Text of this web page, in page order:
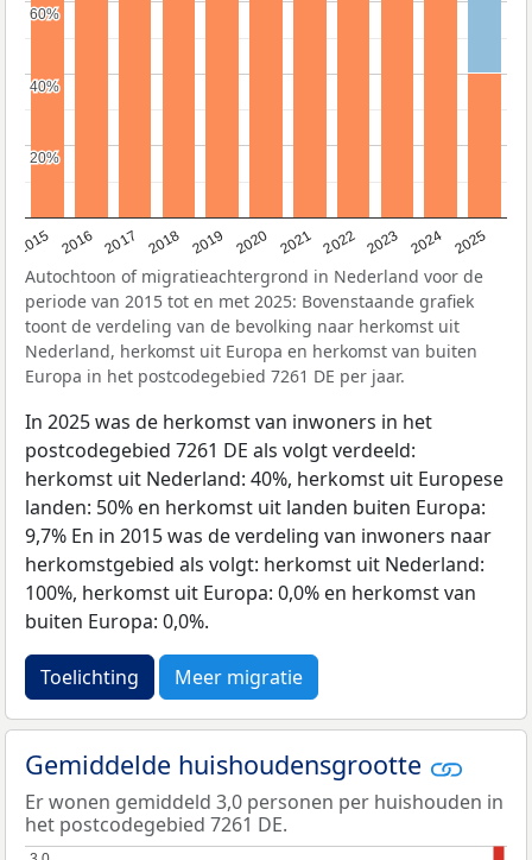
2015 2016 2017 2018 2019 2020 2021 2022 2023 2024 2025
20%
20%
40%
40%
60%
60%
Autochtoon of migratieachtergrond in Nederland voor de
periode van 2015 tot en met 2025: Bovenstaande grafiek
toont de verdeling van de bevolking naar herkomst uit
Nederland, herkomst uit Europa en herkomst van buiten
Europa in het postcodegebied 7261 DE per jaar.
In 2025 was de herkomst van inwoners in het
postcodegebied 7261 DE als volgt verdeeld:
herkomst uit Nederland: 40%, herkomst uit Europese
landen: 50% en herkomst uit landen buiten Europa:
9,7% En in 2015 was de verdeling van inwoners naar
herkomstgebied als volgt: herkomst uit Nederland:
100%, herkomst uit Europa: 0,0% en herkomst van
buiten Europa: 0,0%.
Toelichting Meer migratie
Gemiddelde huishoudensgrootte
Er wonen gemiddeld 3,0 personen per huishouden in
het postcodegebied 7261 DE.